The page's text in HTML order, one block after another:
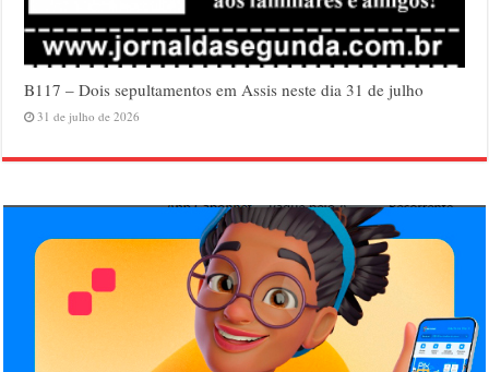
B117 – Dois sepultamentos em Assis neste dia 31 de julho
31 de julho de 2026